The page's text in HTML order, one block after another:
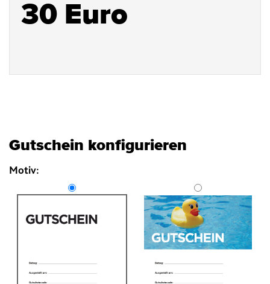
30 Euro
Gutschein konfigurieren
Motiv: